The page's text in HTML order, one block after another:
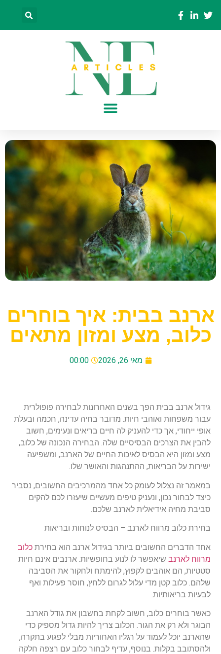
ארנב בבית: איך בוחרים
כלוב, מצע ומזון מתאים
מאי 26, 2026 00:00
גידול ארנב בבית הפך בשנים האחרונות לבחירה פופולרית
עבור משפחות ואוהבי חיות. מדובר בחיה עדינה, חכמה ובעלת
אופי ייחודי, אך כדי להעניק לה חיים בריאים ונעימים, חשוב
להבין את הצרכים הבסיסיים שלה. הבחירה הנכונה של כלוב,
מצע ומזון היא הבסיס לאיכות החיים של הארנב, ומשפיעה
ישירות על הבריאות, ההתנהגות והאושר שלו.
במאמר זה נצלול לעומק כל אחד מהמרכיבים החשובים, נסביר
כיצד לבחור נכון, ונעניק טיפים מעשיים שיעזרו לכם להקים
סביבת מחיה אידיאלית לארנב שלכם.
בחירת כלוב מרווח לארנב – הבסיס לנוחות ובריאות
אחד הדברים החשובים ביותר בגידול ארנב הוא בחירת כלוב
מרווח לארנב שיאפשר לו לנוע בחופשיות. ארנבים אינם חיות
סטטיות, הם אוהבים לקפוץ, להימתח ולחקור את הסביבה
שלהם. כלוב קטן מדי עלול לגרום ללחץ, חוסר פעילות ואף
לבעיות בריאותיות.
כאשר בוחרים כלוב, חשוב לקחת בחשבון את גודל הארנב
הבוגר ולא רק את הגור. הכלוב צריך להיות גדול מספיק כדי
שהארנב יוכל לעמוד על רגליו האחוריות מבלי לפגוע בתקרה,
ולהסתובב בקלות. בנוסף, עדיף לבחור כלוב עם רצפה חלקה